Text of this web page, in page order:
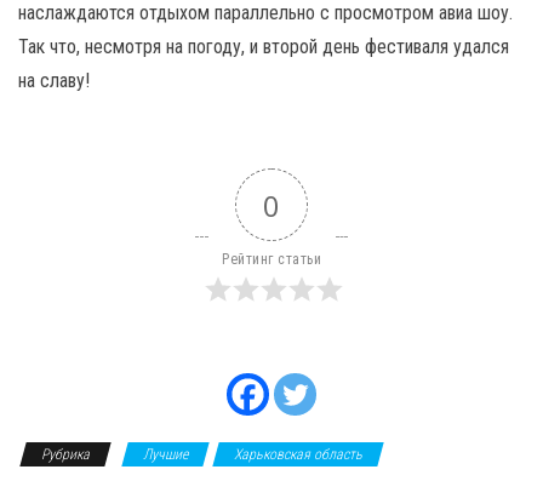
наслаждаются отдыхом параллельно с просмотром авиа шоу.
Так что, несмотря на погоду, и второй день фестиваля удался
на славу!
0
Рейтинг статьи
Рубрика Лучшие Харьковская область